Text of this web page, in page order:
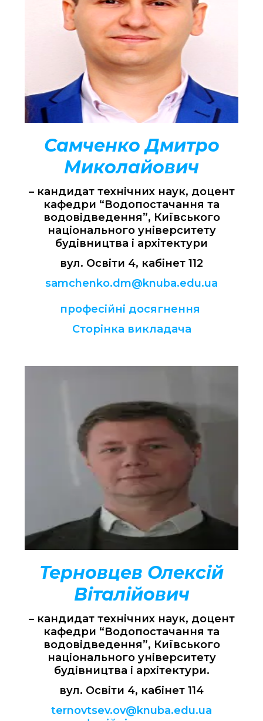
Самченко Дмитро
Миколайович
– кандидат технічних наук, доцент
кафедри “Водопостачання та
водовідведення”, Київського
національного університету
будівництва і архітектури
вул. Освіти 4, кабінет 112
samchenko.dm@knuba.edu.ua
професійні досягнення
Сторінка викладача
Терновцев Олексій
Віталійович
– кандидат технічних наук, доцент
кафедри “Водопостачання та
водовідведення”, Київського
національного університету
будівництва і архітектури.
вул. Освіти 4, кабінет 114
ternovtsev.ov@knuba.edu.ua